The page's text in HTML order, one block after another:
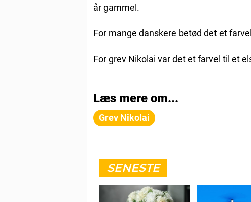
år gammel.
For mange danskere betød det et
For grev Nikolai var det et farvel til et
Læs mere om...
Grev Nikolai
SENESTE